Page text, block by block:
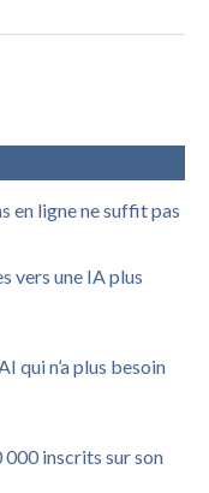
en ligne ne suffit pas
vers une IA plus
qui n’a plus besoin
000 inscrits sur son